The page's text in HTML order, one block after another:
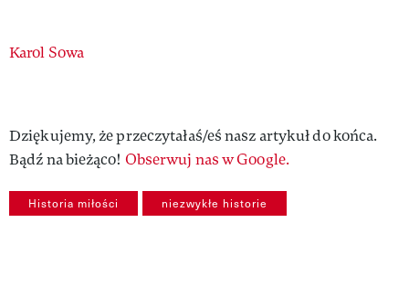
Authors
Karol Sowa
Dziękujemy, że przeczytałaś/eś nasz artykuł do końca.
Bądź na bieżąco! Obserwuj nas w Google.
Historia miłości niezwykłe historie